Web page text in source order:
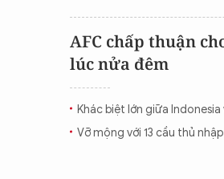
AFC chấp thuận
lúc nửa đêm
Khác biệt lớn giữa
Vỡ mộng với 13 cầu thủ